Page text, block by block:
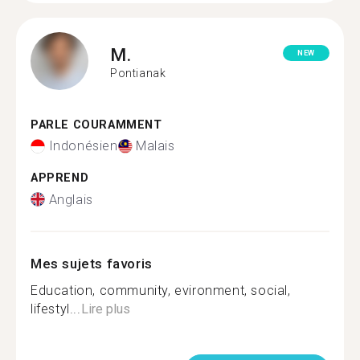
M.
Pontianak
NEW
PARLE COURAMMENT
Indonésien Malais
APPREND
Anglais
Mes sujets favoris
Education, community, evironment, social,
lifestyl... Lire plus